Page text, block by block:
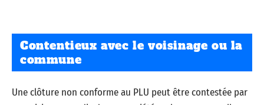
Contentieux avec le voisinage ou la
commune
Une clôture non conforme au PLU peut être contestée par